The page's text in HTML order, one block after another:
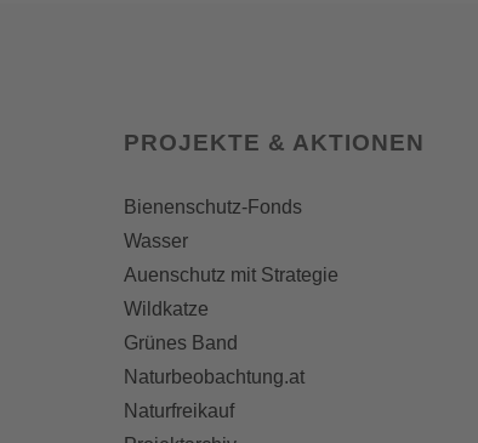
PROJEKTE & AKTIONEN
Bienenschutz-Fonds
Wasser
Auenschutz mit Strategie
Wildkatze
Grünes Band
Naturbeobachtung.at
Naturfreikauf